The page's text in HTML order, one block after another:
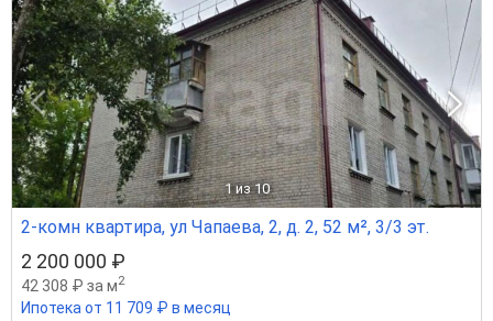
1 из 10
2-комн квартира, ул Чапаева, 2, д. 2, 52 м², 3/3 эт.
2 200 000 ₽
42 308 ₽ за м2
Ипотека от 11 709 ₽ в месяц